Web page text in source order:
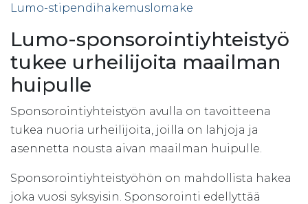
Lumo-stipendihakemuslomake
Lumo-sponsorointiyhteistyö
tukee urheilijoita maailman
huipulle
Sponsorointiyhteistyön avulla on tavoitteena
tukea nuoria urheilijoita, joilla on lahjoja ja
asennetta nousta aivan maailman huipulle.
Sponsorointiyhteistyöhön on mahdollista hakea
joka vuosi syksyisin. Sponsorointi edellyttää